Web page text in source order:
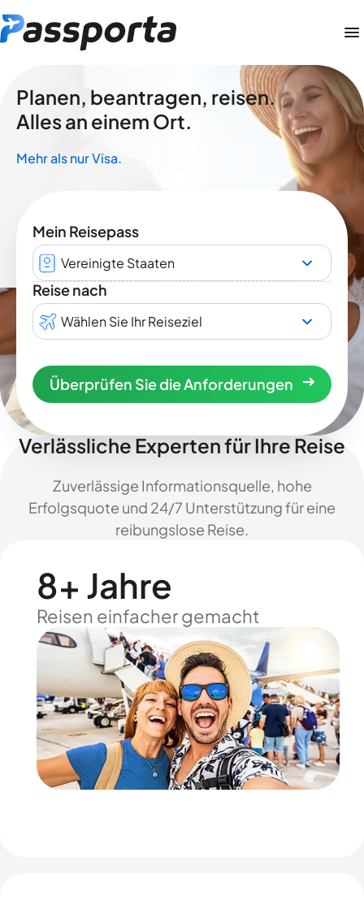
Planen, beantragen, reisen.
Alles an einem Ort.
Mehr als nur Visa.
Mein Reisepass
Vereinigte Staaten
Reise nach
Wählen Sie Ihr Reiseziel
Überprüfen Sie die Anforderungen
Verlässliche Experten für Ihre Reise
Zuverlässige Informationsquelle, hohe
Erfolgsquote und 24/7 Unterstützung für eine
reibungslose Reise.
8+ Jahre
Reisen einfacher gemacht